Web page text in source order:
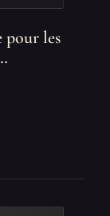
pour les